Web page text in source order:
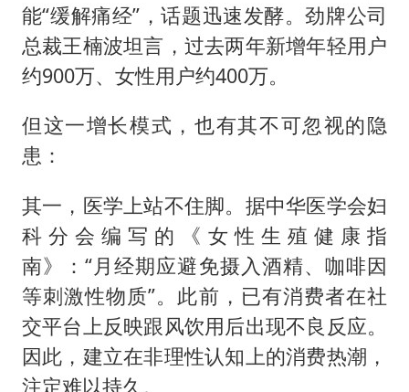
能“缓解痛经”，话题迅速发酵。劲牌公司
总裁王楠波坦言，过去两年新增年轻用户
约900万、女性用户约400万。
但这一增长模式，也有其不可忽视的隐
患：
其一，医学上站不住脚。据中华医学会妇
科分会编写的《女性生殖健康指
南》：“月经期应避免摄入酒精、咖啡因
等刺激性物质”。此前，已有消费者在社
交平台上反映跟风饮用后出现不良反应。
因此，建立在非理性认知上的消费热潮，
注定难以持久。